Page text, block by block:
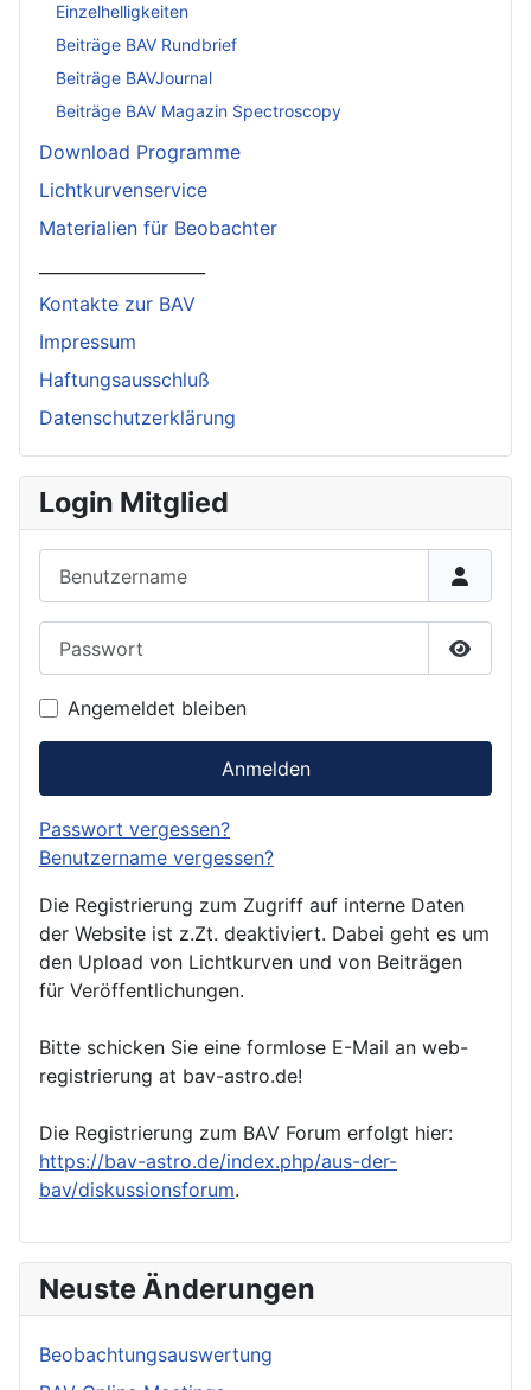
Einzelhelligkeiten
Beiträge BAV Rundbrief
Beiträge BAVJournal
Beiträge BAV Magazin Spectroscopy
Download Programme
Lichtkurvenservice
Materialien für Beobachter
Kontakte zur BAV
Impressum
Haftungsausschluß
Datenschutzerklärung
Login Mitglied
Angemeldet bleiben
Anmelden
Passwort vergessen?
Benutzername vergessen?
Die Registrierung zum Zugriff auf interne Daten
der Website ist z.Zt. deaktiviert. Dabei geht es um
den Upload von Lichtkurven und von Beiträgen
für Veröffentlichungen.
Bitte schicken Sie eine formlose E-Mail an web-
registrierung at bav-astro.de!
Die Registrierung zum BAV Forum erfolgt hier:
https://bav-astro.de/index.php/aus-der-
bav/diskussionsforum.
Neuste Änderungen
Beobachtungsauswertung